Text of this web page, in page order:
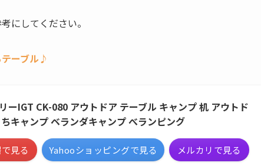
にしてください。
ーブル♪
ーIGT CK-080 アウトドア テーブル キャンプ 机 アウトド
キャンプ ベランダキャンプ べランピング
見る Yahooショッピングで見る メルカリで見る